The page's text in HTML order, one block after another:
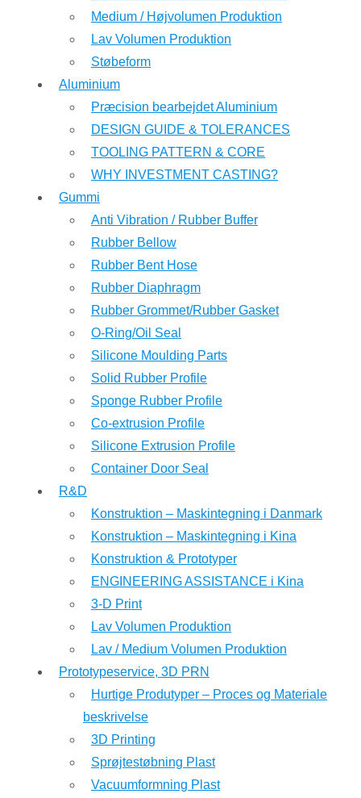
Medium / Højvolumen Produktion
Lav Volumen Produktion
Støbeform
Aluminium
Præcision bearbejdet Aluminium
DESIGN GUIDE & TOLERANCES
TOOLING PATTERN & CORE
WHY INVESTMENT CASTING?
Gummi
Anti Vibration / Rubber Buffer
Rubber Bellow
Rubber Bent Hose
Rubber Diaphragm
Rubber Grommet/Rubber Gasket
O-Ring/Oil Seal
Silicone Moulding Parts
Solid Rubber Profile
Sponge Rubber Profile
Co-extrusion Profile
Silicone Extrusion Profile
Container Door Seal
R&D
Konstruktion – Maskintegning i Danmark
Konstruktion – Maskintegning i Kina
Konstruktion & Prototyper
ENGINEERING ASSISTANCE i Kina
3-D Print
Lav Volumen Produktion
Lav / Medium Volumen Produktion
Prototypeservice, 3D PRN
Hurtige Produtyper – Proces og Materiale
beskrivelse
3D Printing
Sprøjtestøbning Plast
Vacuumformning Plast